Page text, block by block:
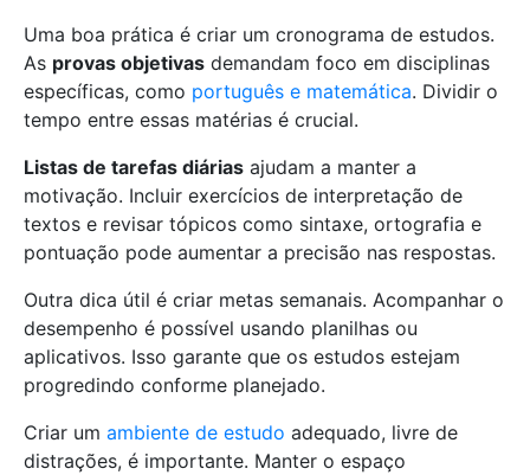
Uma boa prática é criar um cronograma de estudos.
As provas objetivas demandam foco em disciplinas
específicas, como português e matemática. Dividir o
tempo entre essas matérias é crucial.
Listas de tarefas diárias ajudam a manter a
motivação. Incluir exercícios de interpretação de
textos e revisar tópicos como sintaxe, ortografia e
pontuação pode aumentar a precisão nas respostas.
Outra dica útil é criar metas semanais. Acompanhar o
desempenho é possível usando planilhas ou
aplicativos. Isso garante que os estudos estejam
progredindo conforme planejado.
Criar um ambiente de estudo adequado, livre de
distrações, é importante. Manter o espaço